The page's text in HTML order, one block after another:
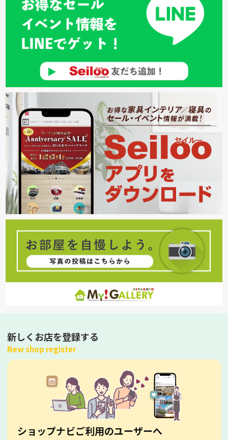
新しくお店を登録する
New shop register
ショップナビご利用のユーザーへ